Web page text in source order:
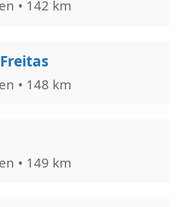
• 142 km
• 148 km
• 149 km